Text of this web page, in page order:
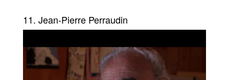
11. Jean-Pierre Perraudin